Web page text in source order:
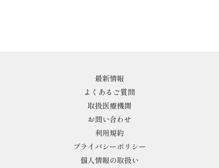
最新情報
よくあるご質問
取扱医療機関
お問い合わせ
利用規約
プライバシーポリシー
個人情報の取扱い